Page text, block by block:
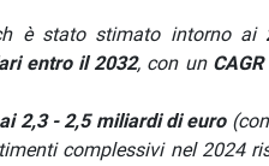
è stato stimato intorno ai
entro il 2032, con un
2,3 - 2,5 miliardi di euro(con
complessivi nel 2024